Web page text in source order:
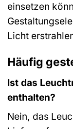
einsetzen
Licht
Häufig
Ist das
enthalten?
Nein, das